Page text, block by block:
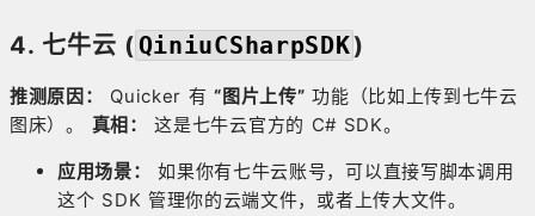
4. 七牛云 ( QiniuCSharpSDK)
推测原因： Quicker 有“图片上传” 功能（比如上传到七牛云
图床）。 真相： 这是七牛云官方的 C# SDK。
应用场景：
如果你有七牛云账号，可以直接写脚本调用
这个 SDK 管理你的云端文件，或者上传大文件。